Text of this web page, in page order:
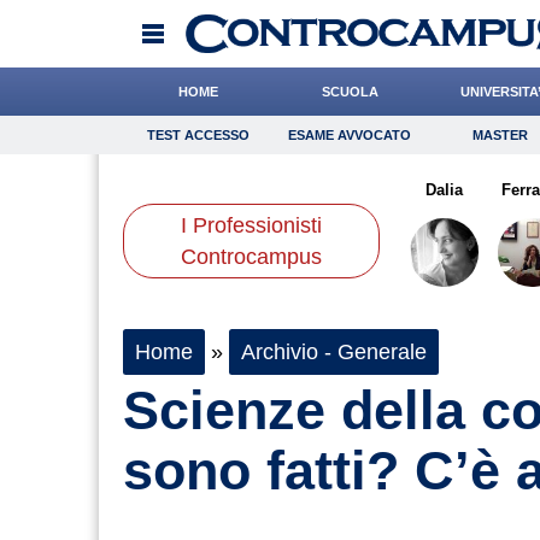
HOME SCUOLA UNIVERSITA’
TEST ACCESSO Esame Avvocato Master
Consigli
Scienze
TEST ACCESSO ESAME AVVOCATO MASTER
I Professionisti
Controcampus
Dalia
Home » Archivio - Generale
Scienze della
sono fatti? C’è